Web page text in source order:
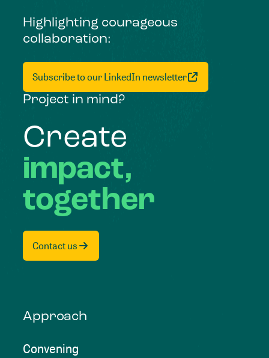
Highlighting courageous
collaboration:
Subscribe to our LinkedIn newsletter
Project in mind?
Create
impact,
together
Contact us
Approach
Convening